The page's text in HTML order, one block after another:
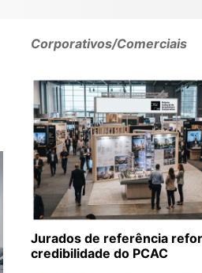
Corporativos/Comerciais
Jurados de referência
credibilidade do PCAC